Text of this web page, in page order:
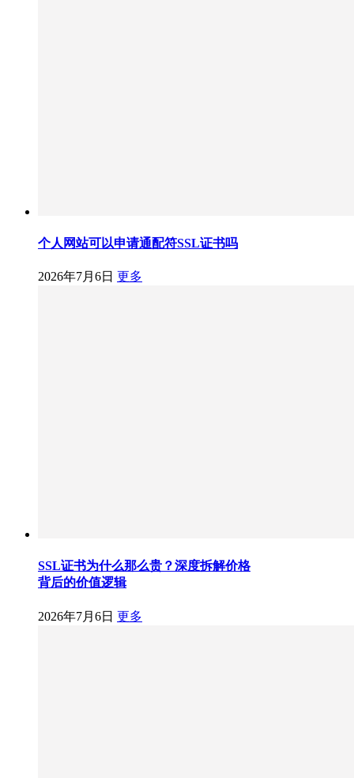
个人网站可以申请通配符SSL证书吗
2026年7月6日 更多
SSL证书为什么那么贵？深度拆解价格
背后的价值逻辑
2026年7月6日 更多